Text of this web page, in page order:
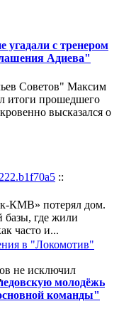
с тренером
Адиева"
Советов" Максим
итоги прошедшего
высказался о
КМВ» потерял дом.
базы, где жили
часто и...
молодёжь
команды"
::
не исключил